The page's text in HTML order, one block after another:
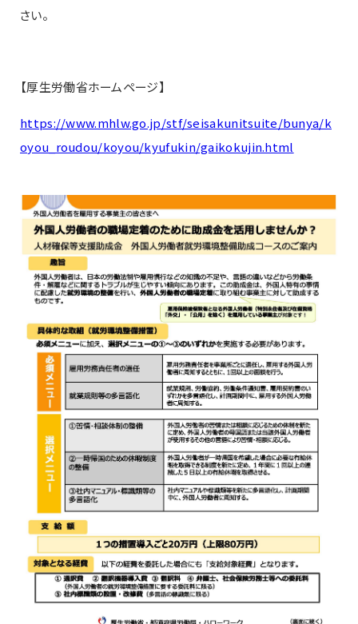
さい。
【厚生労働省ホームページ】
https://www.mhlw.go.jp/stf/seisakunitsuite/bunya/k
oyou_roudou/koyou/kyufukin/gaikokujin.html